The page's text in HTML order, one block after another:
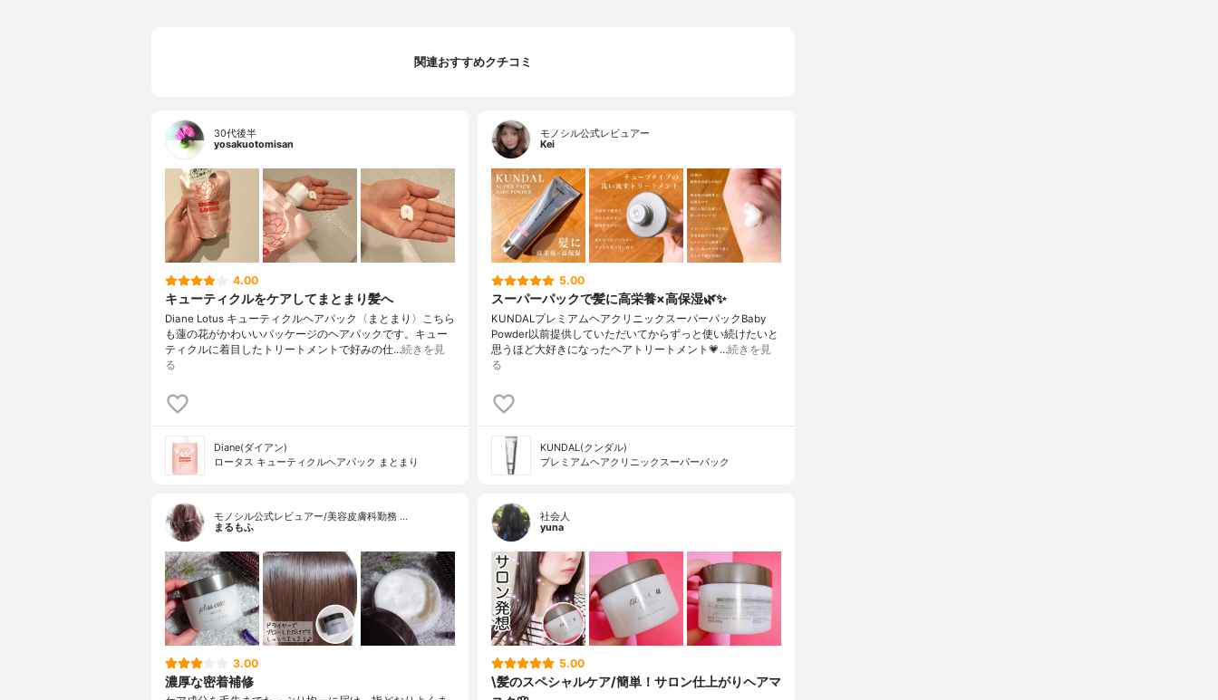
関連おすすめクチコミ
30代後半
yosakuotomisan
4.00
キューティクルをケアしてまとまり髪へ
Diane Lotus キューティクルヘアパック〈まとまり〉こちら
も蓮の花がかわいいパッケージのヘアパックです。キュー
ティクルに着目したトリートメントで好みの仕…続きを見
る
Diane(ダイアン)
ロータス キューティクルヘアパック まとまり
モノシル公式レビュアー
Kei
5.00
スーパーパックで髪に高栄養×高保湿🌿✨
KUNDALプレミアムヘアクリニックスーパーパックBaby
Powder以前提供していただいてからずっと使い続けたいと
思うほど大好きになったヘアトリートメント💗…続きを見
る
KUNDAL(クンダル)
プレミアムヘアクリニックスーパーパック
モノシル公式レビュアー/美容皮膚科勤務 …
まるもふ
3.00
濃厚な密着補修
社会人
yuna
5.00
\髪のスペシャルケア/簡単！サロン仕上がりヘアマ